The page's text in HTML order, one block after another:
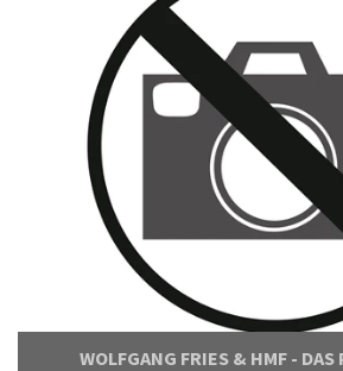
WOLFGANG FRIES & HMF - DAS